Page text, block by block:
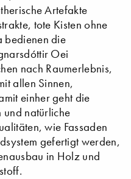
Artefakte
tote Kisten ohne
bedienen die
Oei
nach Raumerlebnis,
allen Sinnen,
einher geht die
und natürliche
wie Fassaden
gefertigt werden,
in Holz und